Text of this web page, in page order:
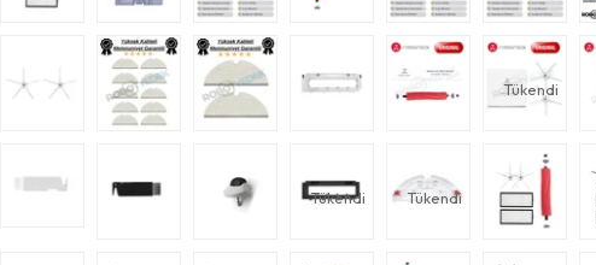
Tükendi
Tükendi Tükendi